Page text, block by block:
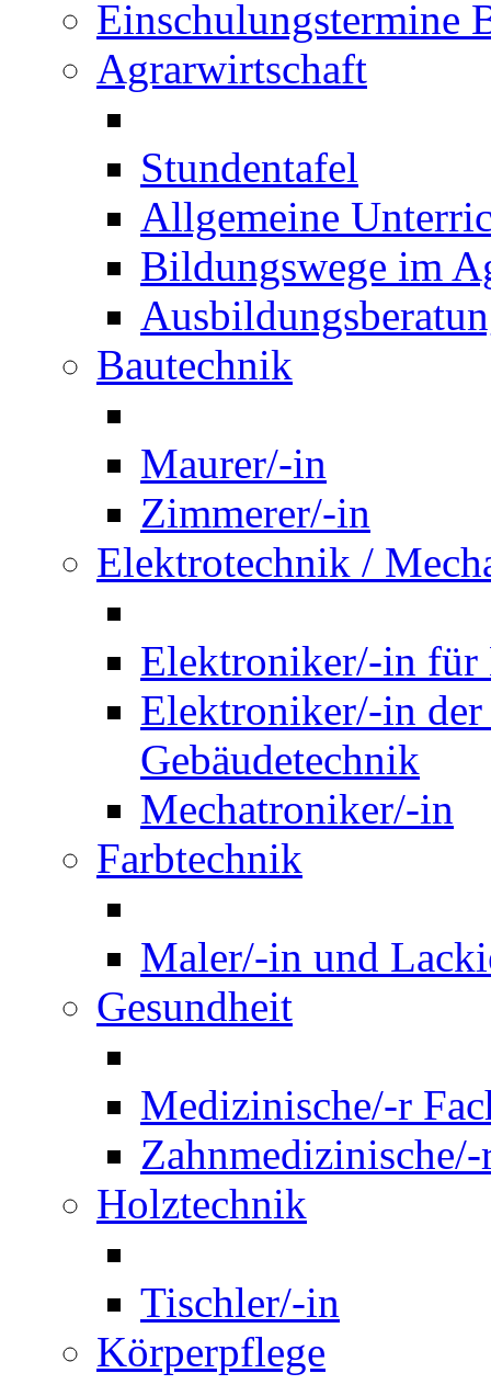
Einschulungstermine
Agrarwirtschaft
Stundentafel
Allgemeine
Bildungswege im
Bautechnik
Maurer/-in
Zimmerer/-in
Elektrotechnik /
Elektroniker/-in für
Elektroniker/-in
Gebäudetechnik
Mechatroniker/-in
Farbtechnik
Maler/-in und
Gesundheit
Medizinische/-r
Holztechnik
Tischler/-in
Körperpflege